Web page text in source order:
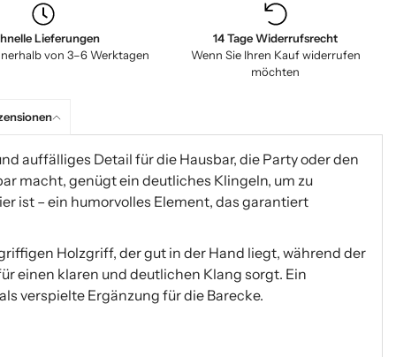
Lieferungen
von 3–6 Werktagen
14 Tage Widerrufsrecht
Wenn Sie Ihren Kauf widerrufen
möchten
auffälliges Detail für die Hausbar, die Party oder den
macht, genügt ein deutliches Klingeln, um zu
ist – ein humorvolles Element, das garantiert
Holzgriff, der gut in der Hand liegt, während der
einen klaren und deutlichen Klang sorgt. Ein
verspielte Ergänzung für die Barecke.